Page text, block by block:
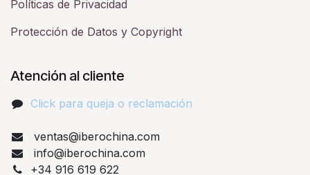
Políticas de Privacidad
Protección de Datos y Copyright
Atención al cliente
Click para queja o reclamación​
ventas@iberochina.com
info@iberochina.com
+34 916 619 622